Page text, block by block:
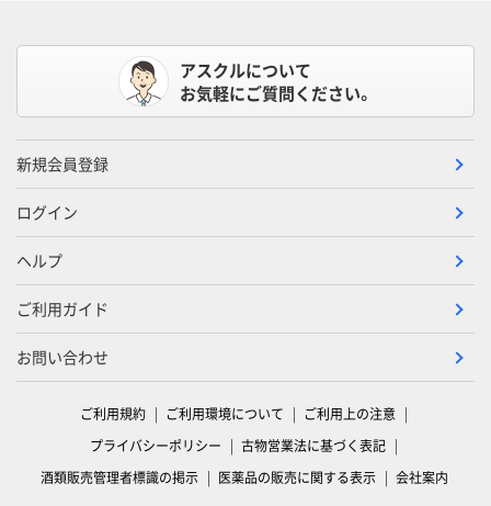
アスクルについて
お気軽にご質問ください。
新規会員登録
ログイン
ヘルプ
ご利用ガイド
お問い合わせ
ご利用規約 ご利用環境について
ご利用上の注意
プライバシーポリシー
古物営業法に基づく表記
酒類販売管理者標識の掲示
医薬品の販売に関する表示 会社案内